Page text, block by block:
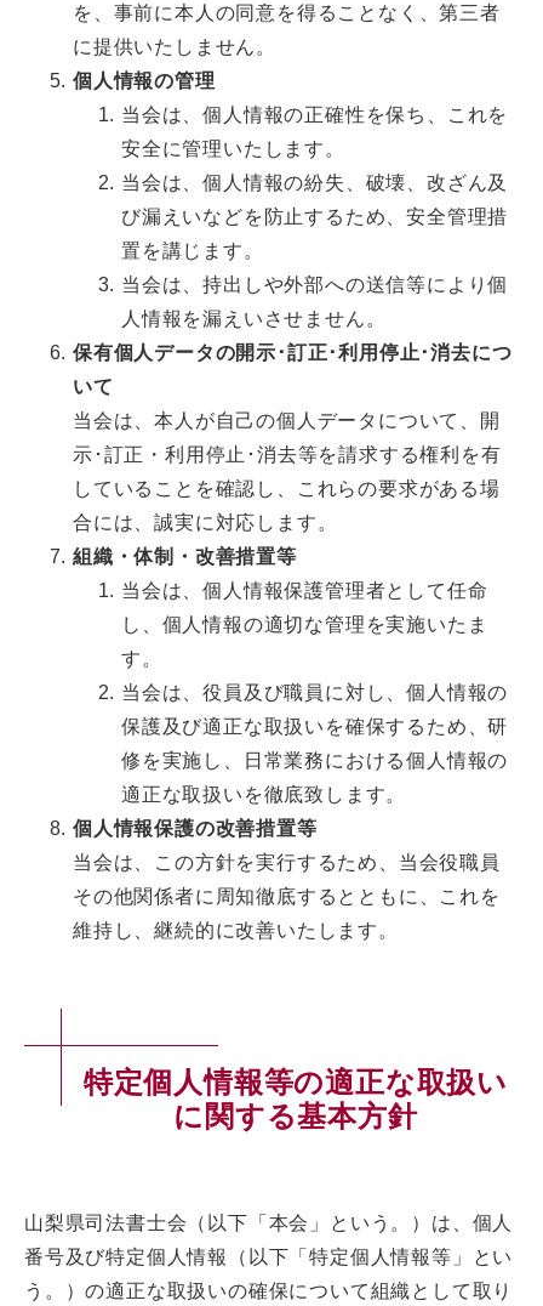
を、事前に本人の同意を得ることなく、第三者
に提供いたしません。
個人情報の管理
当会は、個人情報の正確性を保ち、これを
安全に管理いたします。
当会は、個人情報の紛失、破壊、改ざん及
び漏えいなどを防止するため、安全管理措
置を講じます。
当会は、持出しや外部への送信等により個
人情報を漏えいさせません。
保有個人データの開示･訂正･利用停止･消去につ
いて
当会は、本人が自己の個人データについて、開
示･訂正・利用停止･消去等を請求する権利を有
していることを確認し、これらの要求がある場
合には、誠実に対応します。
組織・体制・改善措置等
当会は、個人情報保護管理者として任命
し、個人情報の適切な管理を実施いたま
す。
当会は、役員及び職員に対し、個人情報の
保護及び適正な取扱いを確保するため、研
修を実施し、日常業務における個人情報の
適正な取扱いを徹底致します。
個人情報保護の改善措置等
当会は、この方針を実行するため、当会役職員
その他関係者に周知徹底するとともに、これを
維持し、継続的に改善いたします。
特定個人情報等の適正な取扱い
に関する基本方針
山梨県司法書士会（以下「本会」という。）は、個人
番号及び特定個人情報（以下「特定個人情報等」とい
う。）の適正な取扱いの確保について組織として取り